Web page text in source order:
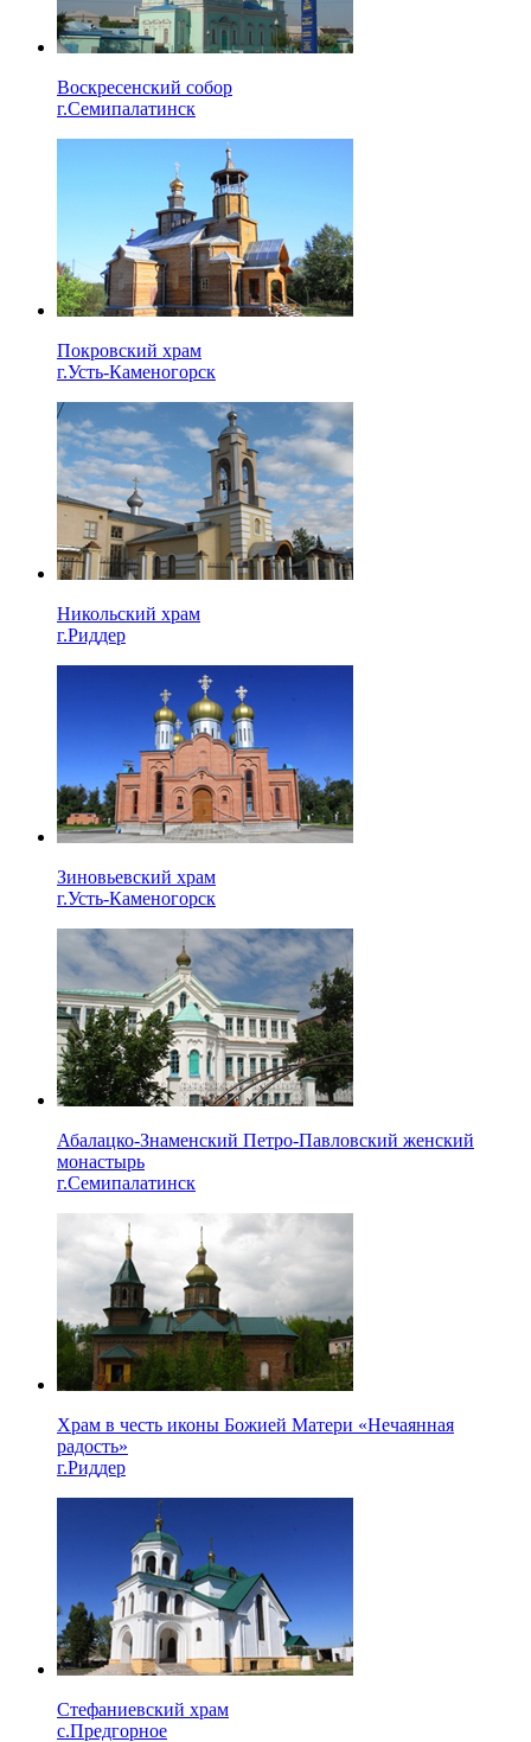
Воскресенский собор
г.Семипалатинск
Покровский храм
г.Усть-Каменогорск
Никольский храм
г.Риддер
Зиновьевский храм
г.Усть-Каменогорск
Абалацко-Знаменский Петро-Павловский женский
монастырь
г.Семипалатинск
Храм в честь иконы Божией Матери «Нечаянная
радость»
г.Риддер
Стефаниевский храм
с.Предгорное